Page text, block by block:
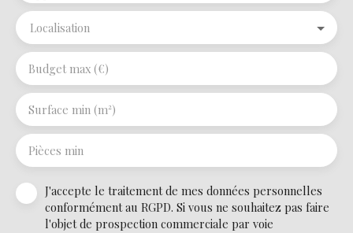
Localisation
Budget max (€)
Surface min (m²)
Pièces min
J'accepte le traitement de mes données personnelles
conformément au RGPD. Si vous ne souhaitez pas faire
l'objet de prospection commerciale par voie